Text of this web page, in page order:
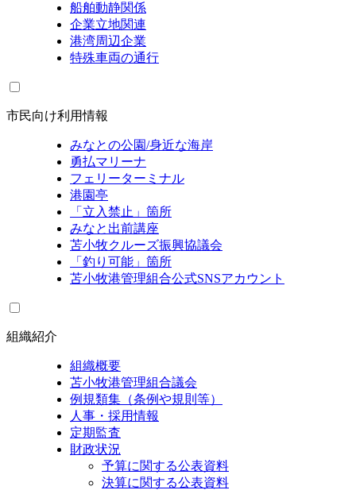
船舶動静関係
企業立地関連
港湾周辺企業
特殊車両の通行
市民向け利用情報
みなとの公園/身近な海岸
勇払マリーナ
フェリーターミナル
港園亭
「立入禁止」箇所
みなと出前講座
苫小牧クルーズ振興協議会
「釣り可能」箇所
苫小牧港管理組合公式SNSアカウント
組織紹介
組織概要
苫小牧港管理組合議会
例規類集（条例や規則等）
人事・採用情報
定期監査
財政状況
予算に関する公表資料
決算に関する公表資料